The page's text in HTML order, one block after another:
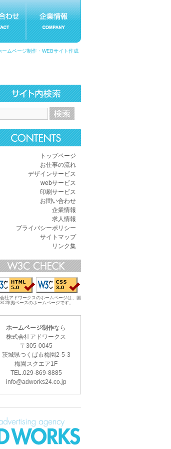
ムページ制作・WEBサイト作成
トップページ
お仕事の流れ
デザインサービス
webサービス
印刷サービス
お問い合わせ
企業情報
求人情報
プライバシーポリシー
サイトマップ
リンク集
社アドワークスのホームページは、国
準拠ベースのホームページです。
ホームページ制作なら
株式会社アドワークス
〒 305-0045
茨城県つくば市梅園2-5-3
梅園スクエア1F
TEL.029-869-8885
info@adworks24.co.jp